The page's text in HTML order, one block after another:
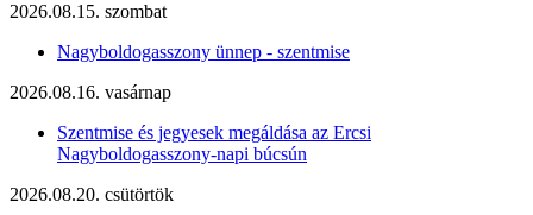
2026.08.15. szombat
Nagyboldogasszony ünnep - szentmise
2026.08.16. vasárnap
Szentmise és jegyesek megáldása az Ercsi
Nagyboldogasszony-napi búcsún
2026.08.20. csütörtök